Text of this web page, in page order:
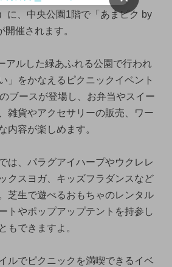
に、中央公園1階で「あまピク by
催されます。
アルした緑あふれる公園で行われ
」をかなえるピクニックイベント
ブースが登場し、お弁当やスイー
雑貨やアクセサリーの販売、ワー
内容が楽しめます。
は、パラグアイハープやウクレレ
クスヨガ、キッズフラダンスなど
芝生で遊べるおもちゃのレンタル
トやポップアップテントを持参し
もできますよ。
ルでピクニックを満喫できるイベ